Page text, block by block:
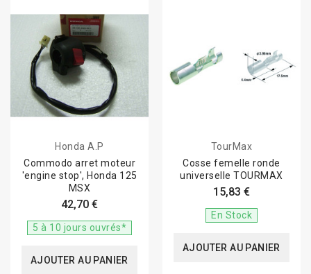
Honda A.P
Commodo arret moteur
'engine stop', Honda 125
MSX
42,70 €
5 à 10 jours ouvrés*
AJOUTER AU PANIER
TourMax
Cosse femelle ronde
universelle TOURMAX
15,83 €
En Stock
AJOUTER AU PANIER